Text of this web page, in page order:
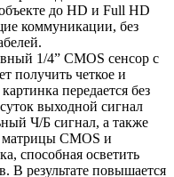
до HD и Full HD
коммуникации, без
1/4” CMOS сенсор с
получить четкое и
передается без
выходной сигнал
Ч/Б сигнал, а также
матрицы CMOS и
способная осветить
В результате повышается